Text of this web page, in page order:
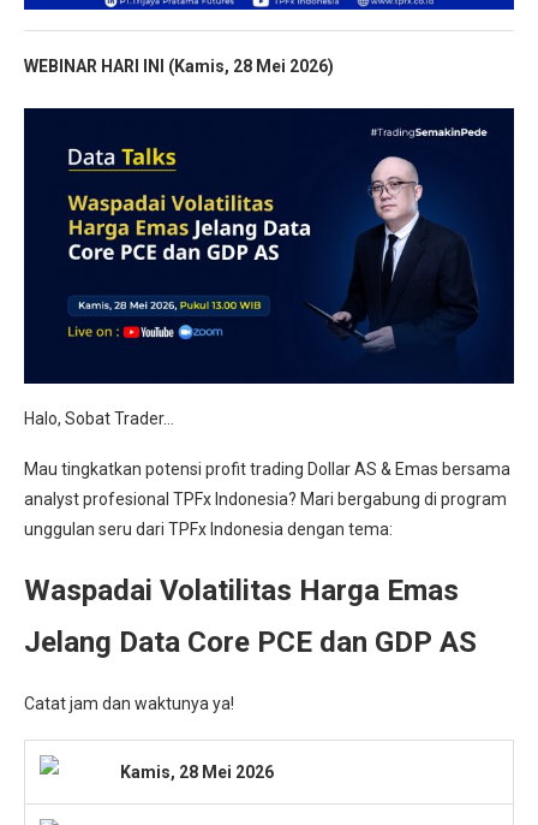
WEBINAR HARI INI (Kamis, 28 Mei 2026)
Halo, Sobat Trader…
Mau tingkatkan potensi profit trading Dollar AS & Emas bersama
analyst profesional TPFx Indonesia? Mari bergabung di program
unggulan seru dari TPFx Indonesia dengan tema:
Waspadai Volatilitas Harga Emas
Jelang Data Core PCE dan GDP AS
Catat jam dan waktunya ya!
Kamis, 28 Mei 2026